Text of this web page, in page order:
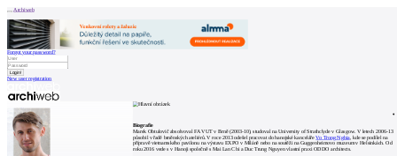
Archiweb
Forgot your password?
New user registration
News
Architects
Buildings
Catalogue
E-shop
Job find
cz
Biografie
Marek Obtulovič absolvoval FA VUT v Brně (2003-10), studoval na University of Strathclyde v Glasgow. V letech 2006-13
působil v řadě brněnských ateliérů. V roce 2013 odešel pracovat do hanojské kancelářeVo Trong Nghia, kde se podílel na
přípravě vietnamského pavilonu na výstavu EXPO v Miláně nebo na soutěži na Guggenheimovo muzeum v Helsinkách. Od
roku 2016 vede s v Hanoji společně s Mai Lan Chi a Duc Trung Nguyen vlastní praxi ODDO architects.